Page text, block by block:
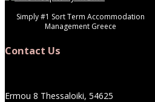
Simply #1 Sort Term Accommodation
Management Greece
Contact Us
Ermou 8 Thessaloiki, 54625